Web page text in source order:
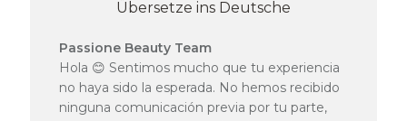
Übersetze ins Deutsche
Kommentare
des
Shop-
Inhabers
zur
Passione Beauty Team
Hola 😊 Sentimos mucho que tu experiencia
no haya sido la esperada. No hemos recibido
ninguna comunicación previa por tu parte,